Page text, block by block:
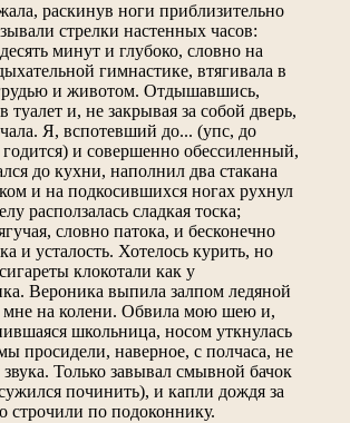
раскинув ноги приблизительно
стрелки настенных часов:
минут и глубоко, словно на
гимнастике, втягивала в
и животом. Отдышавшись,
туалет и, не закрывая за собой дверь,
Я, вспотевший до... (упс, до
и совершенно обессиленный,
до кухни, наполнил два стакана
и на подкосившихся ногах рухнул
расползалась сладкая тоска;
словно патока, и бесконечно
и усталость. Хотелось курить, но
клокотали как у
Вероника выпила залпом ледяной
мне на колени. Обвила мою шею и,
школьница, носом уткнулась
просидели, наверное, с полчаса, не
Только завывал смывной бачок
починить), и капли дождя за
строчили по подоконнику.